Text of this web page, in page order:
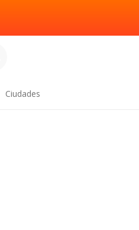
Ciudades